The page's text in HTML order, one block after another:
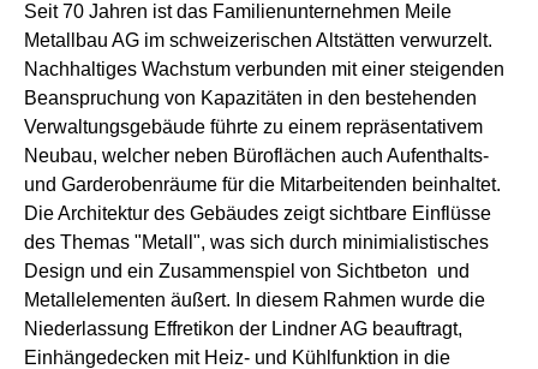
Seit 70 Jahren ist das Familienunternehmen Meile
Metallbau AG im schweizerischen Altstätten verwurzelt.
Nachhaltiges Wachstum verbunden mit einer steigenden
Beanspruchung von Kapazitäten in den bestehenden
Verwaltungsgebäude führte zu einem repräsentativem
Neubau, welcher neben Büroflächen auch Aufenthalts-
und Garderobenräume für die Mitarbeitenden beinhaltet.
Die Architektur des Gebäudes zeigt sichtbare Einflüsse
des Themas "Metall", was sich durch minimialistisches
Design und ein Zusammenspiel von Sichtbeton und
Metallelementen äußert. In diesem Rahmen wurde die
Niederlassung Effretikon der Lindner AG beauftragt,
Einhängedecken mit Heiz- und Kühlfunktion in die